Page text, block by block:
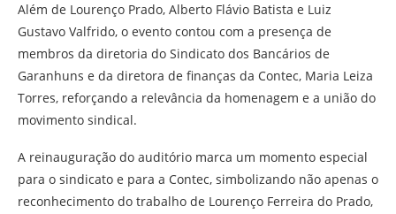
Além de Lourenço Prado, Alberto Flávio Batista e Luiz
Gustavo Valfrido, o evento contou com a presença de
membros da diretoria do Sindicato dos Bancários de
Garanhuns e da diretora de finanças da Contec, Maria Leiza
Torres, reforçando a relevância da homenagem e a união do
movimento sindical.
A reinauguração do auditório marca um momento especial
para o sindicato e para a Contec, simbolizando não apenas o
reconhecimento do trabalho de Lourenço Ferreira do Prado,